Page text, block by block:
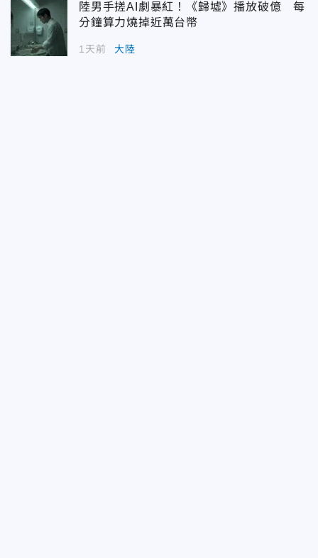
陸男手搓AI劇暴紅！《歸墟》播放破億 每
分鐘算力燒掉近萬台幣
1天前 大陸